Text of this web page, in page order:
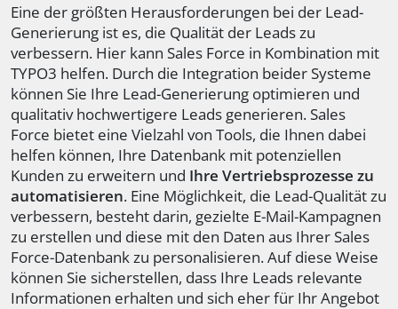
Eine der größten Herausforderungen bei der Lead-
Generierung ist es, die Qualität der Leads zu
verbessern. Hier kann Sales Force in Kombination mit
TYPO3 helfen. Durch die Integration beider Systeme
können Sie Ihre Lead-Generierung optimieren und
qualitativ hochwertigere Leads generieren. Sales
Force bietet eine Vielzahl von Tools, die Ihnen dabei
helfen können, Ihre Datenbank mit potenziellen
Kunden zu erweitern und Ihre Vertriebsprozesse zu
automatisieren. Eine Möglichkeit, die Lead-Qualität zu
verbessern, besteht darin, gezielte E-Mail-Kampagnen
zu erstellen und diese mit den Daten aus Ihrer Sales
Force-Datenbank zu personalisieren. Auf diese Weise
können Sie sicherstellen, dass Ihre Leads relevante
Informationen erhalten und sich eher für Ihr Angebot